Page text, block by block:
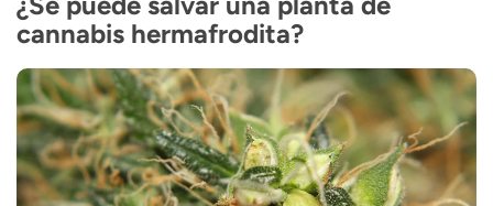
cannabis hermafrodita?